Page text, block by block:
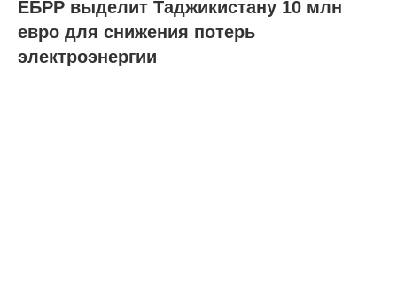
ЕБРР выделит Таджикистану 10 млн
евро для снижения потерь
электроэнергии